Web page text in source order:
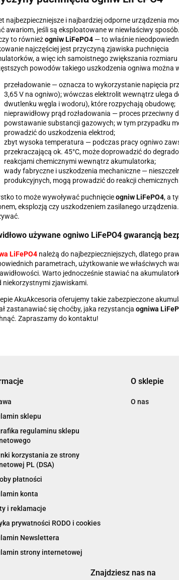
najbezpieczniejsze i najbardziej odporne urządzenia
awariom, jeśli są eksploatowane w niewłaściwy sposób.
to równieżogniw LiFePO4— to właśnie
najczęściej jest przyczyną zjawiska puchnięcia
a więc ich samoistnego zwiększania
powodów takiego uszkodzenia ogniwa można
przeładowanie — oznacza to wykorzystanie napięcia
3,65 V na ogniwo); wówczas elektrolit wewnątrz ulega
dwutlenku węgla i wodoru), które rozpychają obudowę;
nieprawidłowy prąd rozładowania — proces przeciwny
powstawanie substancji gazowych; w tym przypadku
prowadzić do uszkodzenia elektrod;
zbyt wysoka temperatura — podczas pracy ogniwo
przekraczającą ok. 45°C, może doprowadzić do
reakcjami chemicznymi wewnątrz akumulatorka;
wady fabryczne i uszkodzenia mechaniczne —
produkcyjnych, mogą prowadzić do reakcji
to może wywoływać puchnięcieogniw LiFePO4, a
eksplozją czy uszkodzeniem zasilanego
używane ogniwo LiFePO4 gwarancją
LiFePO4należą do najbezpieczniejszych, dlatego
parametrach, użytkowanie we właściwych
Warto jednocześnie stawiać na
niekorzystnymi zjawiskami.
AkuAkcesoria oferujemy takie zabezpieczone
zastanawiać się choćby, jaka rezystancja ogniwa
Zapraszamy do kontaktu!
sklepu
regulaminu sklepu
korzystania ze strony
PL (DSA)
płatności
konta
i reklamacje
prywatności RODO i cookies
Newslettera
strony internetowej
O sklepie
O nas
Znajdziesz nas na